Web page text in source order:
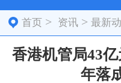
首页 > 资讯 >最新
香港机管局43
年落